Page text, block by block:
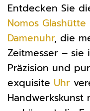
Entdecken Sie
Nomos Glashütte
Damenuhr, die
Zeitmesser – sie
Präzision und
exquisite Uhr